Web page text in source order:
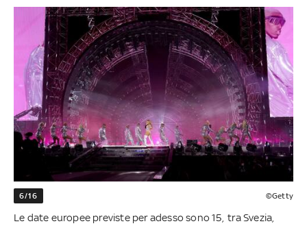
6/16 ©Getty
Le date europee previste per adesso sono 15, tra Svezia,